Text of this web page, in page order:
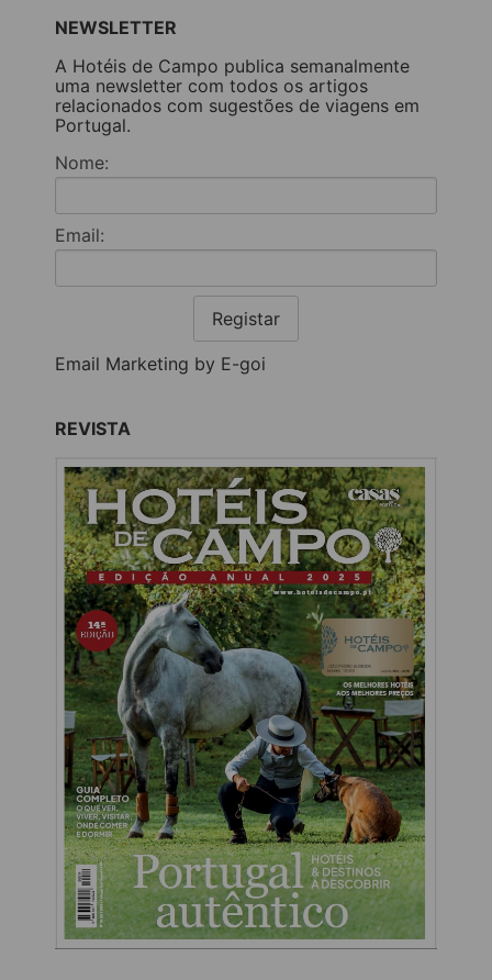
NEWSLETTER
A Hotéis de Campo publica semanalmente
uma newsletter com todos os artigos
relacionados com sugestões de viagens em
Portugal.
Nome:
Email:
Registar
Email Marketing by E-goi
REVISTA